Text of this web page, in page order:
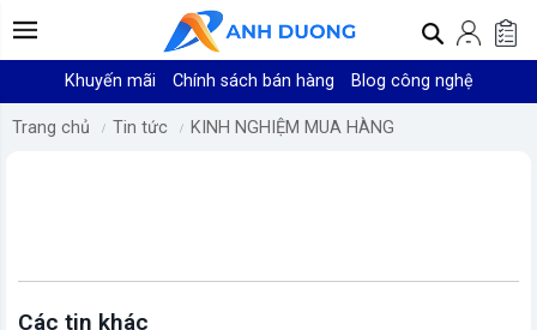
Khuyến mãi Chính sách bán hàng Blog công nghệ
Trang chủ Tin tức KINH NGHIỆM MUA HÀNG
Các tin khác